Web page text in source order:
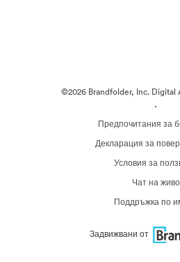
©2026 Brandfolder, Inc. Digital
·
Предпочитания за
Декларация за
Условия за
Чат на живо
Поддръжка по
Задвижвани от